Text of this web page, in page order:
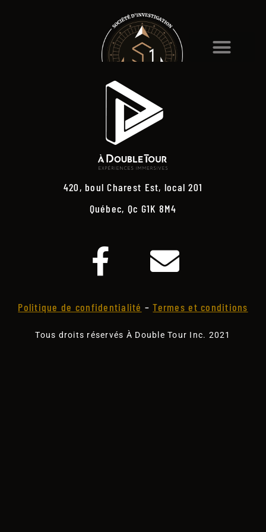
420, boul Charest Est, local 201
Québec, Qc G1K 8M4
Politique de confidentialité –Termes et conditions
Tous droits réservés À Double Tour Inc. 2021